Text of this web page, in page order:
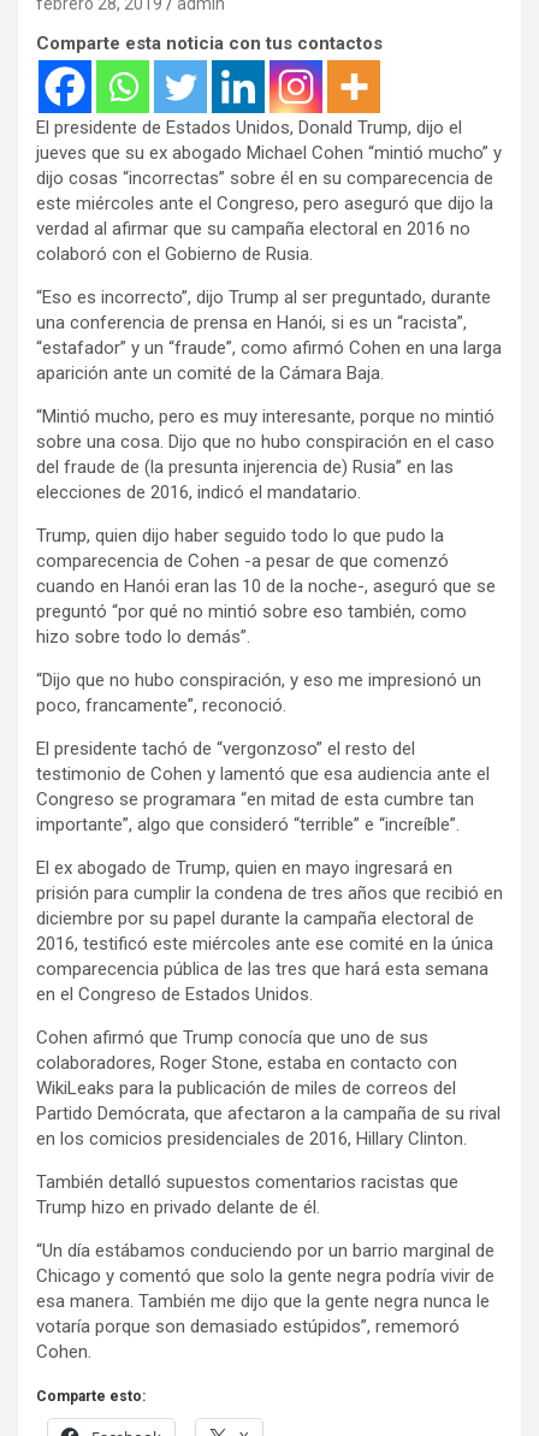
Comparte esta noticia con tus contactos
El presidente de Estados Unidos, Donald Trump, dijo el
jueves que su ex abogado Michael Cohen “mintió mucho” y
dijo cosas “incorrectas” sobre él en su comparecencia de
este miércoles ante el Congreso, pero aseguró que dijo la
verdad al afirmar que su campaña electoral en 2016 no
colaboró con el Gobierno de Rusia.
“Eso es incorrecto”, dijo Trump al ser preguntado, durante
una conferencia de prensa en Hanói, si es un “racista”,
“estafador” y un “fraude”, como afirmó Cohen en una larga
aparición ante un comité de la Cámara Baja.
“Mintió mucho, pero es muy interesante, porque no mintió
sobre una cosa. Dijo que no hubo conspiración en el caso
del fraude de (la presunta injerencia de) Rusia” en las
elecciones de 2016, indicó el mandatario.
Trump, quien dijo haber seguido todo lo que pudo la
comparecencia de Cohen -a pesar de que comenzó
cuando en Hanói eran las 10 de la noche-, aseguró que se
preguntó “por qué no mintió sobre eso también, como
hizo sobre todo lo demás”.
“Dijo que no hubo conspiración, y eso me impresionó un
poco, francamente”, reconoció.
El presidente tachó de “vergonzoso” el resto del
testimonio de Cohen y lamentó que esa audiencia ante el
Congreso se programara “en mitad de esta cumbre tan
importante”, algo que consideró “terrible” e “increíble”.
El ex abogado de Trump, quien en mayo ingresará en
prisión para cumplir la condena de tres años que recibió en
diciembre por su papel durante la campaña electoral de
2016, testificó este miércoles ante ese comité en la única
comparecencia pública de las tres que hará esta semana
en el Congreso de Estados Unidos.
Cohen afirmó que Trump conocía que uno de sus
colaboradores, Roger Stone, estaba en contacto con
WikiLeaks para la publicación de miles de correos del
Partido Demócrata, que afectaron a la campaña de su rival
en los comicios presidenciales de 2016, Hillary Clinton.
También detalló supuestos comentarios racistas que
Trump hizo en privado delante de él.
“Un día estábamos conduciendo por un barrio marginal de
Chicago y comentó que solo la gente negra podría vivir de
esa manera. También me dijo que la gente negra nunca le
votaría porque son demasiado estúpidos”, rememoró
Cohen.
Comparte esto: